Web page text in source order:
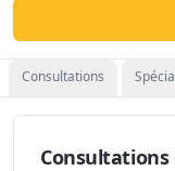
Consultations